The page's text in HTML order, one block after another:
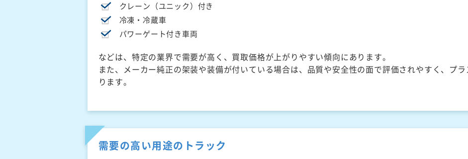
クレーン（ユニック）付き
冷凍・冷蔵車
パワーゲート付き車両
などは、特定の業界で需要が高く、買取価格が上がりやすい傾向にあります。
また、メーカー純正の架装や装備が付いている場合は、品質や安全性の面で評価されやすく、プ
ります。
需要の高い用途のトラック